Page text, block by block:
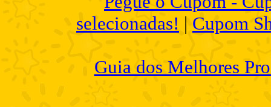
selecionadas! | Cupom
Guia dos Melhores